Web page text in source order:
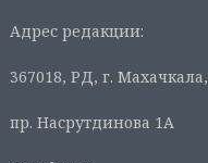
Адрес редакции:
367018, РД, г. Махачкала,
пр. Насрутдинова 1А